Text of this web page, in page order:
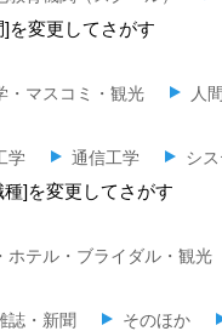
を変更してさがす
・マスコミ・観光 人
学 通信工学 シ
]を変更してさがす
ホテル・ブライダル・観光
誌・新聞 そのほか